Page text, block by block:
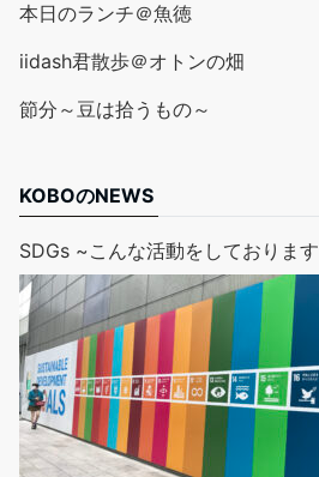
本日のランチ＠魚徳
iidash君散歩＠オトンの畑
節分～豆は拾うもの～
KOBOのNEWS
SDGs ~こんな活動をしております